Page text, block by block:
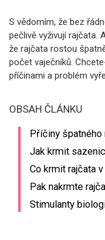
S vědomím, že bez
pečlivě vyživují rajčata.
že rajčata rostou
počet vaječníků.
příčinami a problém
OBSAH ČLÁNKU
Příčiny špatného
Jak krmit
Co krmit rajčata
Pak nakrmte
Stimulanty